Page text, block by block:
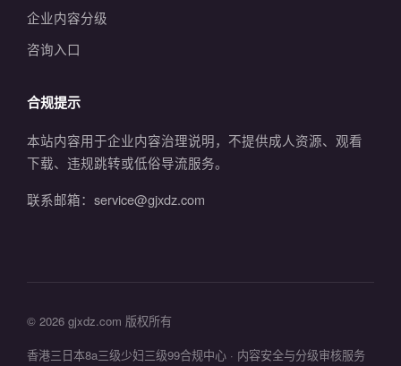
企业内容分级
咨询入口
合规提示
本站内容用于企业内容治理说明，不提供成人资源、观看
下载、违规跳转或低俗导流服务。
联系邮箱：service@gjxdz.com
© 2026 gjxdz.com 版权所有
香港三日本8a三级少妇三级99合规中心 · 内容安全与分级审核服务